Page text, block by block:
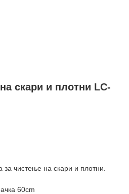
скари и плотни LC-
чистење на скари и плотни.
60cm